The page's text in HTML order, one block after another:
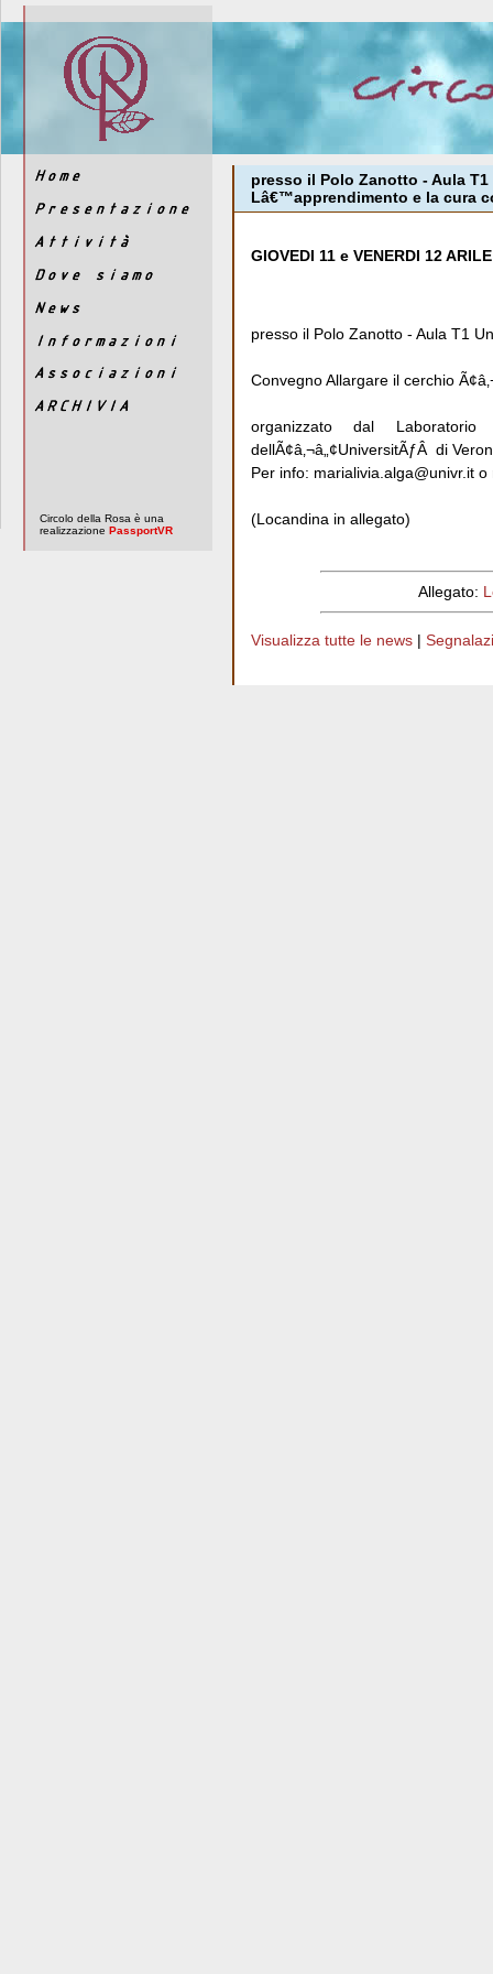
Circolo della Rosa è una
realizzazione PassportVR
presso il Polo Zanotto - Aula
Lâ€™apprendimento e la cura
GIOVEDI 11 e VENERDI 12
presso il Polo Zanotto - Aula T1
Convegno Allargare il cerchio
organizzato dal
dellÃ¢â‚¬â„¢UniversitÃƒÂ di
Per info: marialivia.alga@univr.it
(Locandina in allegato)
Allegato:
Visualizza tutte le news |